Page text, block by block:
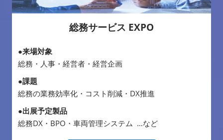
総務サービス EXPO
●来場対象
総務・人事・経営者・経営企画
●課題
総務の業務効率化・コスト削減・DX推進
●出展予定製品
総務DX・BPO・車両管理システム …など